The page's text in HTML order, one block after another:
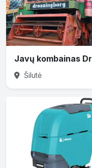
Šilutė